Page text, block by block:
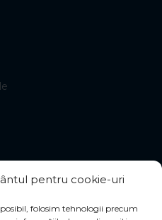
pentru cookie-uri
folosim tehnologii precum